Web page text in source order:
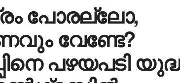
പോരല്ലോ,
വേണ്ടേ?
പഴയപടി